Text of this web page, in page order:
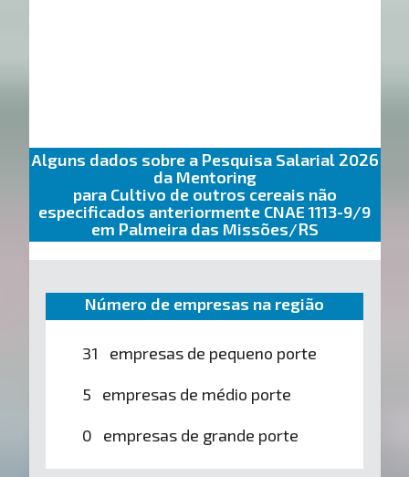
Alguns dados sobre a Pesquisa Salarial 2026
da Mentoring
para Cultivo de outros cereais não
especificados anteriormente CNAE 1113-9/9
em Palmeira das Missões/RS
Número de empresas na região
31 empresas de pequeno porte
5 empresas de médio porte
0 empresas de grande porte